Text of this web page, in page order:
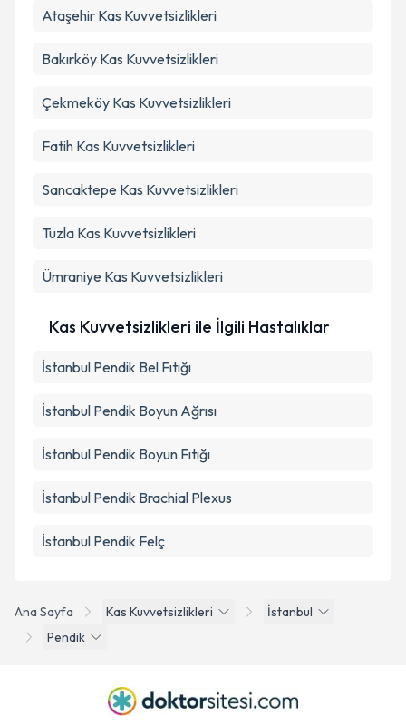
Ana Sayfa Kas Kuvvetsizlikleri
İstanbul
Pendik
Ataşehir Kas Kuvvetsizlikleri
Bakırköy Kas Kuvvetsizlikleri
Çekmeköy Kas Kuvvetsizlikleri
Fatih Kas Kuvvetsizlikleri
Sancaktepe Kas Kuvvetsizlikleri
Tuzla Kas Kuvvetsizlikleri
Ümraniye Kas Kuvvetsizlikleri
Kas Kuvvetsizlikleri ile İlgili Hastalıklar
İstanbul Pendik Bel Fıtığı
İstanbul Pendik Boyun Ağrısı
İstanbul Pendik Boyun Fıtığı
İstanbul Pendik Brachial Plexus
İstanbul Pendik Felç